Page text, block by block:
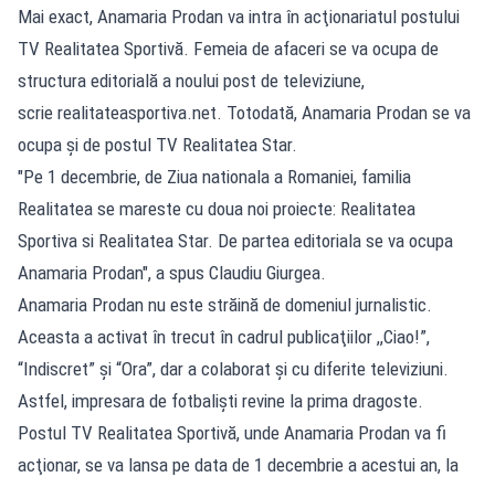
Mai exact, Anamaria Prodan va intra în acţionariatul postului
TV Realitatea Sportivă. Femeia de afaceri se va ocupa de
structura editorială a noului post de televiziune,
scrie realitateasportiva.net. Totodată, Anamaria Prodan se va
ocupa și de postul TV Realitatea Star.
"Pe 1 decembrie, de Ziua nationala a Romaniei, familia
Realitatea se mareste cu doua noi proiecte: Realitatea
Sportiva si Realitatea Star. De partea editoriala se va ocupa
Anamaria Prodan", a spus Claudiu Giurgea.
Anamaria Prodan nu este străină de domeniul jurnalistic.
Aceasta a activat în trecut în cadrul publicaţiilor ,,Ciao!”,
“Indiscret” și “Ora”, dar a colaborat şi cu diferite televiziuni.
Astfel, impresara de fotbalişti revine la prima dragoste.
Postul TV Realitatea Sportivă, unde Anamaria Prodan va fi
acţionar, se va lansa pe data de 1 decembrie a acestui an, la